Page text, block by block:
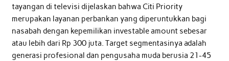
tayangan di televisi dijelaskan bahwa Citi Priority
merupakan layanan perbankan yang diperuntukkan bagi
nasabah dengan kepemilikan investable amount sebesar
atau lebih dari Rp 300 juta. Target segmentasinya adalah
generasi profesional dan pengusaha muda berusia 21-45